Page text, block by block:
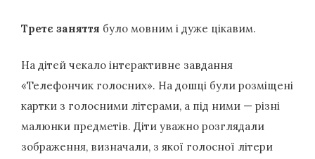
Третє заняття було мовним і дуже цікавим.
На дітей чекало інтерактивне завдання
«Телефончик голосних». На дошці були розміщені
картки з голосними літерами, а під ними — різні
малюнки предметів. Діти уважно розглядали
зображення, визначали, з якої голосної літери